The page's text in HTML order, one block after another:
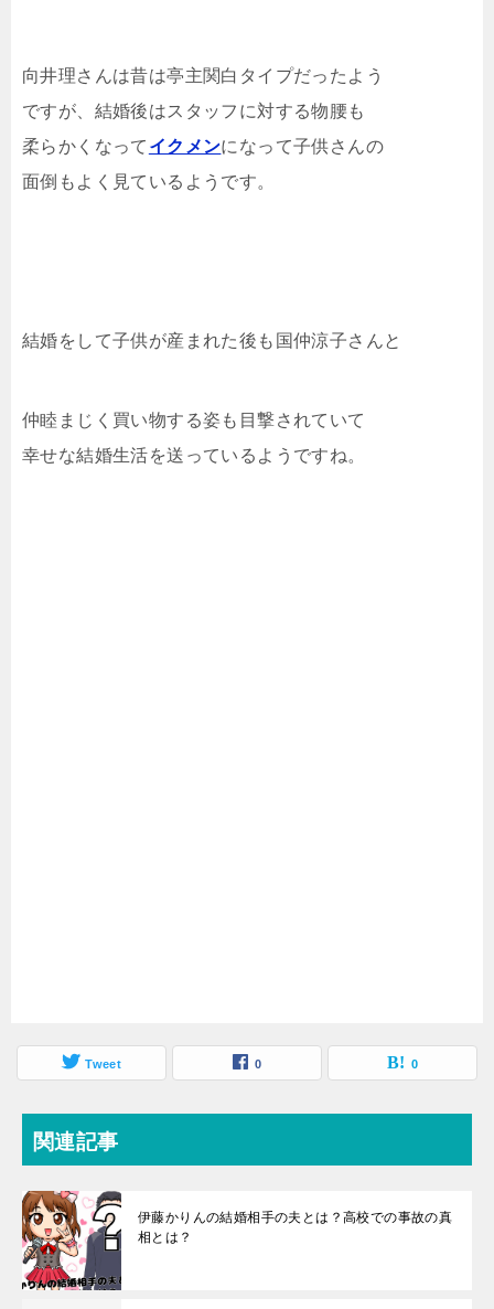
向井理さんは昔は亭主関白タイプだったよう
ですが、結婚後はスタッフに対する物腰も
柔らかくなって イクメンになって子供さんの
面倒もよく見ているようです。
結婚をして子供が産まれた後も国仲涼子さんと
仲睦まじく買い物する姿も目撃されていて
幸せな結婚生活を送っているようですね。
Tweet 0 0
関連記事
伊藤かりんの結婚相手の夫とは？高校での事故の真
相とは？